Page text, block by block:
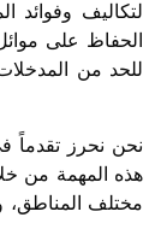
لتكاليف وفوائد
الحفاظ على
للحد من
نحن نحرز تقدماً
هذه المهمة من
مختلف المناطق،